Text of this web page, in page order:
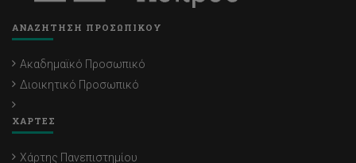
ΑΝΑΖΗΤΗΣΗ ΠΡΟΣΩΠΙΚΟΥ
Ακαδημαϊκό Προσωπικό
Διοικητικό Προσωπικό
ΧΑΡΤΕΣ
Χάρτης Πανεπιστημίου